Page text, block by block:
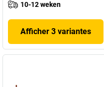
10-12 weken
Afficher 3 variantes